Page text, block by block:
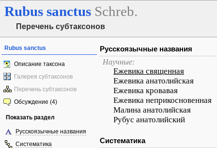
Rubus sanctus Schreb.
Перечень субтаксонов
Rubus sanctus
Описание таксона
Галерея субтаксонов
Перечень субтаксонов
Обсуждение (4)
Показать раздел
Русскоязычные названия
Систематика
Русскоязычные названия
Научные:
Ежевика священная
Ежевика анатолийская
Ежевика кровавая
Ежевика неприкосновенная
Малина анатолийская
Рубус анатолийский
Систематика